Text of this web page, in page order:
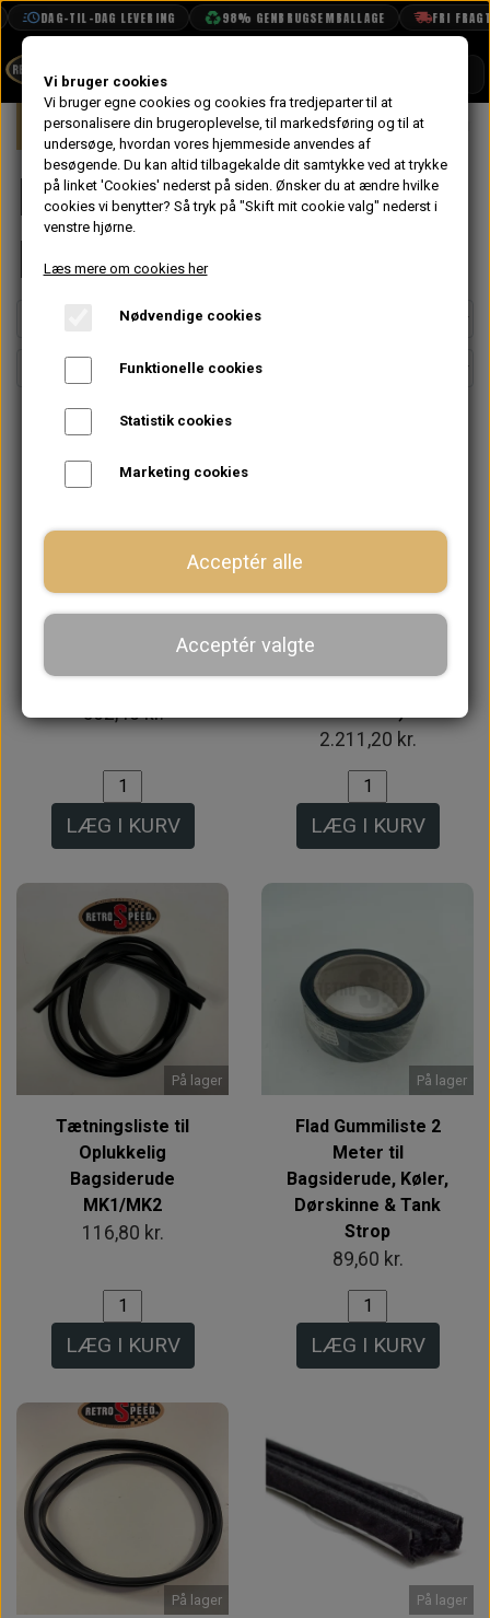
DAG-TIL-DAG LEVERING 98% GENBRUGSEMBALLAGE FRI FRAGT
BOOK TID
PROJEKTER
TEKNISK DATA
VANDPOLERING
Forside Mini Karrosseri Sider
Bagerste Side
Ruder
Bag Side Rude, Klar
562,40 kr.
LÆG I KURV
Polycarbonat Rude
2.211,20 kr.
LÆG I KURV
På lager
Tætningsliste til
Oplukkelig
Bagsiderude
MK1/MK2
116,80 kr.
LÆG I KURV
På lager
Flad Gummiliste 2
Meter til
Bagsiderude, Køler,
Dørskinne & Tank
Strop
89,60 kr.
LÆG I KURV
På lager På lager
Vi bruger cookies
Vi bruger egne cookies og cookies fra tredjeparter til at
personalisere din brugeroplevelse, til markedsføring og til at
undersøge, hvordan vores hjemmeside anvendes af
besøgende. Du kan altid tilbagekalde dit samtykke ved at trykke
på linket 'Cookies' nederst på siden. Ønsker du at ændre hvilke
cookies vi benytter? Så tryk på "Skift mit cookie valg" nederst i
venstre hjørne.
Læs mere om cookies her
Nødvendige cookies
Funktionelle cookies
Statistik cookies
Marketing cookies
Acceptér alle
Acceptér valgte